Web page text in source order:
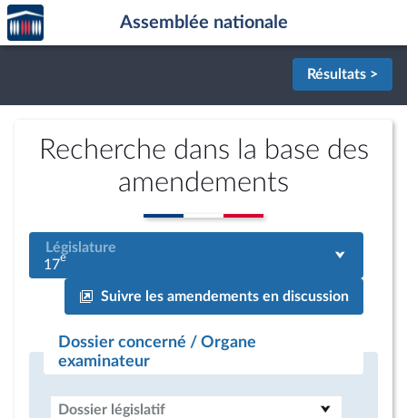
Aller au contenu
Aller en bas de la page
Accèder
à la
page
Assemblée nationale
Résultats >
Recherche dans la base des
amendements
Législature
17e
Suivre les amendements en discussion
Dossier concerné / Organe
examinateur
Dossier législatif